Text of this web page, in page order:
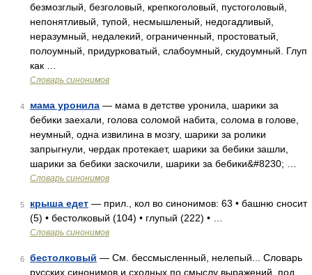
безмозглый, безголовый, крепкоголовый, пустоголовый,
непонятливый, тупой, несмышленый, недогадливый,
неразумный, недалекий, ограниченный, простоватый,
полоумный, придурковатый, слабоумный, скудоумный. Глуп
как …
Словарь синонимов
4 мама уронила — мама в детстве уронила, шарики за
бебики заехали, голова соломой набита, солома в голове,
неумный, одна извилина в мозгу, шарики за ролики
запрыгнули, чердак протекает, шарики за бебики зашли,
шарики за бебики заскочили, шарики за бебики&#8230; …
Словарь синонимов
5 крыша едет — прил., кол во синонимов: 63 • башню сносит
(5) • бестолковый (104) • глупый (222) • …
Словарь синонимов
6 бестолковый — См. бессмысленный, нелепый... Словарь
русских синонимов и сходных по смыслу выражений. под.